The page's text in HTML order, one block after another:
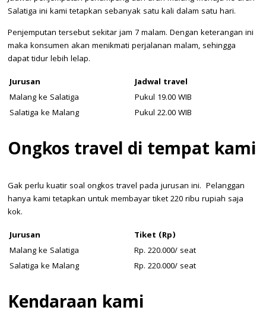
Salatiga ini kami tetapkan sebanyak satu kali dalam satu hari.
Penjemputan tersebut sekitar jam 7 malam. Dengan keterangan ini
maka konsumen akan menikmati perjalanan malam, sehingga
dapat tidur lebih lelap.
Jurusan
Jadwal travel
Malang ke Salatiga
Pukul 19.00 WIB
Salatiga ke Malang
Pukul 22.00 WIB
Ongkos travel di tempat kami
Gak perlu kuatir soal ongkos travel pada jurusan ini. Pelanggan
hanya kami tetapkan untuk membayar tiket 220 ribu rupiah saja
kok.
Jurusan
Tiket (Rp)
Malang ke Salatiga
Rp. 220.000/ seat
Salatiga ke Malang
Rp. 220.000/ seat
Kendaraan kami